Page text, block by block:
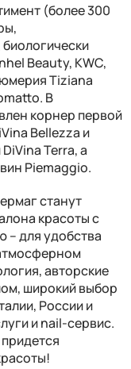
(более 300
Beauty, KWC,
Tiziana
В
корнер первой
Bellezza и
Terra, а
Piemaggio.
станут
красоты с
для удобства
авторские
широкий выбор
России и
и nail-сервис.